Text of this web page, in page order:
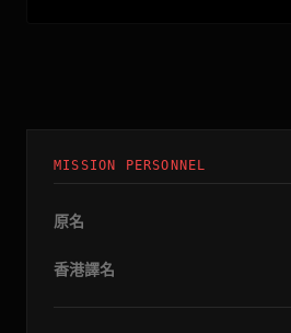
MISSION PERSONNEL
原名
香港譯名